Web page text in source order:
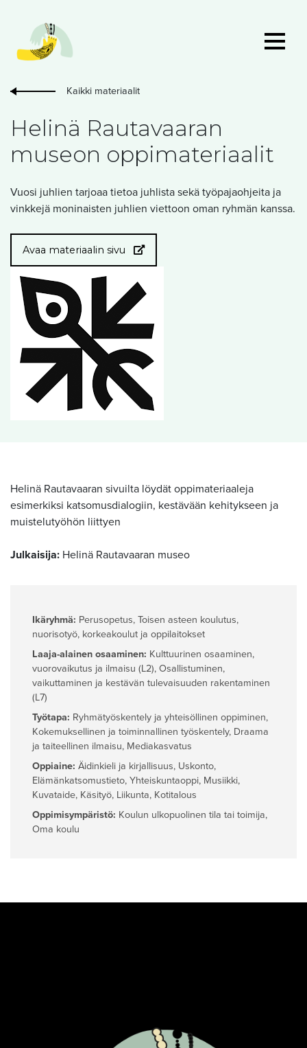
Kaikki materiaalit
Helinä Rautavaaran
museon oppimateriaalit
Vuosi juhlien tarjoaa tietoa juhlista sekä työpajaohjeita ja
vinkkejä moninaisten juhlien viettoon oman ryhmän kanssa.
Avaa materiaalin sivu
Helinä Rautavaaran sivuilta löydät oppimateriaaleja
esimerkiksi katsomusdialogiin, kestävään kehitykseen ja
muistelutyöhön liittyen
Julkaisija: Helinä Rautavaaran museo
Ikäryhmä: Perusopetus, Toisen asteen koulutus,
nuorisotyö, korkeakoulut ja oppilaitokset
Laaja-alainen osaaminen: Kulttuurinen osaaminen,
vuorovaikutus ja ilmaisu (L2), Osallistuminen,
vaikuttaminen ja kestävän tulevaisuuden rakentaminen
(L7)
Työtapa: Ryhmätyöskentely ja yhteisöllinen oppiminen,
Kokemuksellinen ja toiminnallinen työskentely, Draama
ja taiteellinen ilmaisu, Mediakasvatus
Oppiaine: Äidinkieli ja kirjallisuus, Uskonto,
Elämänkatsomustieto, Yhteiskuntaoppi, Musiikki,
Kuvataide, Käsityö, Liikunta, Kotitalous
Oppimisympäristö: Koulun ulkopuolinen tila tai toimija,
Oma koulu